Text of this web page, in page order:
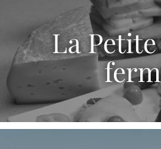
La